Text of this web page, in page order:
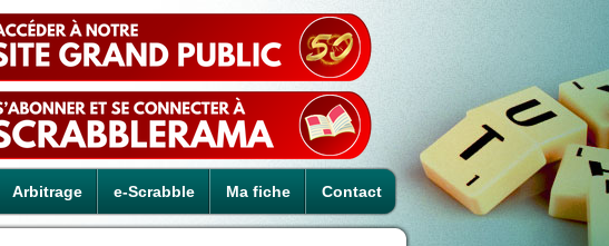
Arbitrage e-Scrabble Ma fiche Contact